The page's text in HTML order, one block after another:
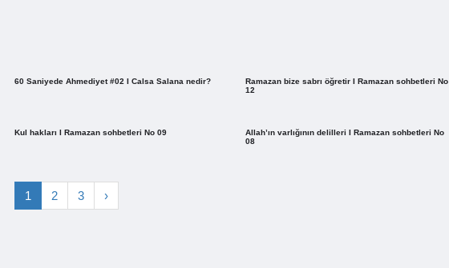
60 Saniyede Ahmediyet #02 I Calsa Salana nedir?
Ramazan bize sabrı öğretir I Ramazan sohbetleri No
12
Kul hakları I Ramazan sohbetleri No 09
Allah’ın varlığının delilleri I Ramazan sohbetleri No
08
1 2 3 ›